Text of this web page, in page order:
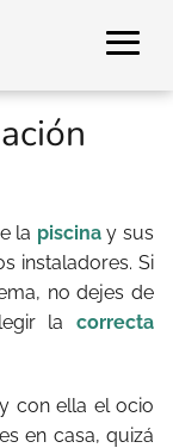
la piscinay sus
instaladores. Si
no dejes de
la correcta
con ella el ocio
en casa, quizá